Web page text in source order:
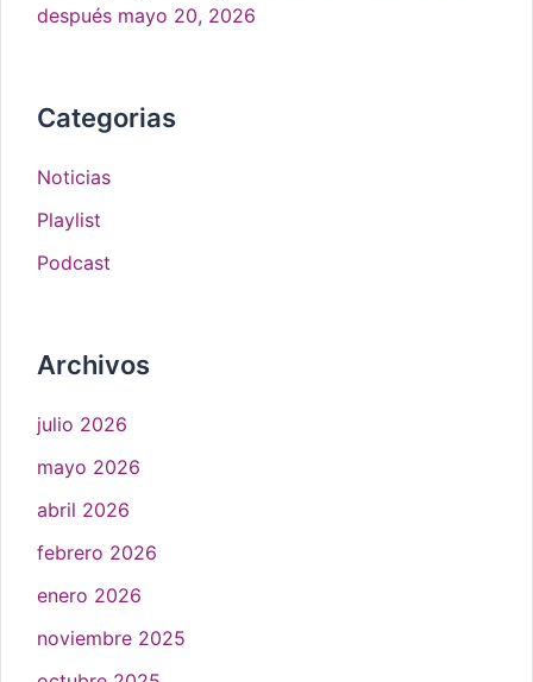
después mayo 20, 2026
Categorias
Noticias
Playlist
Podcast
Archivos
julio 2026
mayo 2026
abril 2026
febrero 2026
enero 2026
noviembre 2025